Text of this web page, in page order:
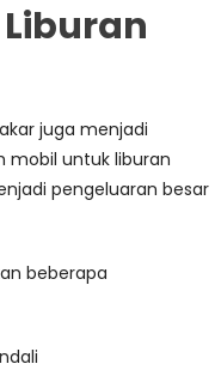
juga menjadi
untuk liburan
pengeluaran besar
beberapa